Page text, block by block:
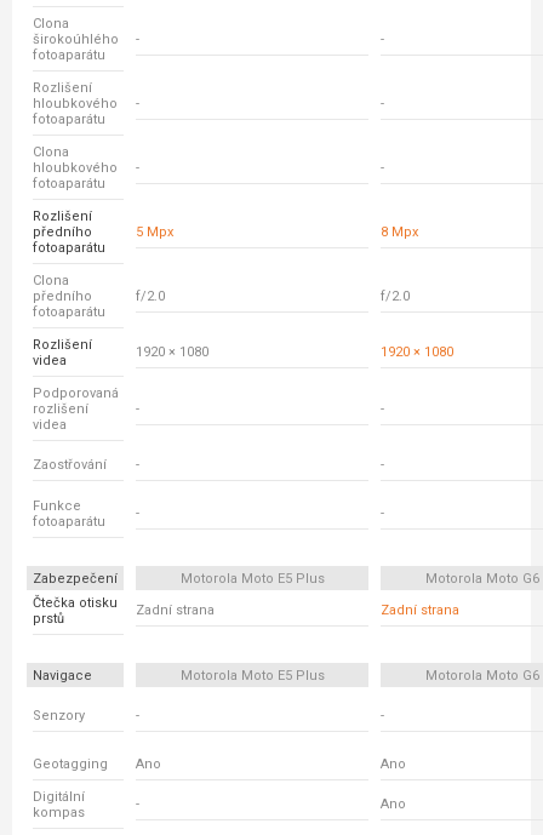
Clona
širokoúhlého
fotoaparátu
- -
Rozlišení
hloubkového
fotoaparátu
- -
Clona
hloubkového
fotoaparátu
- -
Rozlišení
předního
fotoaparátu
5 Mpx 8 Mpx
Clona
předního
fotoaparátu
f/2.0 f/2.0
Rozlišení
videa
1920 × 1080 1920 × 1080
Podporovaná
rozlišení
videa
- -
Zaostřování - -
Funkce
fotoaparátu
- -
Zabezpečení Motorola Moto E5 Plus
Motorola Moto G6
Čtečka otisku
prstů
Zadní strana Zadní strana
Navigace Motorola Moto E5 Plus Motorola Moto G6
Senzory - -
Geotagging Ano Ano
Digitální
kompas
- Ano